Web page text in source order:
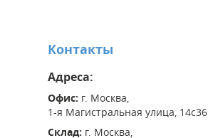
Контакты
Адреса:
Офис: г. Москва,
1-я Магистральная улица, 14с36
Склад: г. Москва,